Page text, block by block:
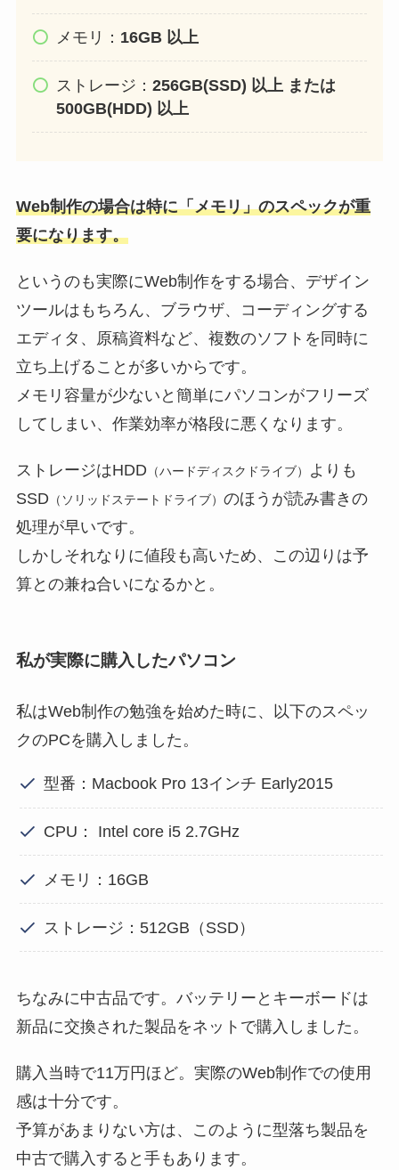
メモリ： 16GB 以上
ストレージ： 256GB(SSD) 以上 または
500GB(HDD) 以上
Web制作の場合は特に「メモリ」のスペックが重
要になります。
というのも実際にWeb制作をする場合、デザイン
ツールはもちろん、ブラウザ、コーディングする
エディタ、原稿資料など、複数のソフトを同時に
立ち上げることが多いからです。
メモリ容量が少ないと簡単にパソコンがフリーズ
してしまい、作業効率が格段に悪くなります。
ストレージはHDD （ハードディスクドライブ）
よりも
SSD （ソリッドステートドライブ） のほうが読み書きの
処理が早いです。
しかしそれなりに値段も高いため、この辺りは予
算との兼ね合いになるかと。
私が実際に購入したパソコン
私はWeb制作の勉強を始めた時に、以下のスペッ
クのPCを購入しました。
型番：Macbook Pro 13インチ Early2015
CPU： Intel core i5 2.7GHz
メモリ：16GB
ストレージ：512GB（SSD）
ちなみに中古品です。バッテリーとキーボードは
新品に交換された製品をネットで購入しました。
購入当時で11万円ほど。実際のWeb制作での使用
感は十分です。
予算があまりない方は、このように型落ち製品を
中古で購入すると手もあります。